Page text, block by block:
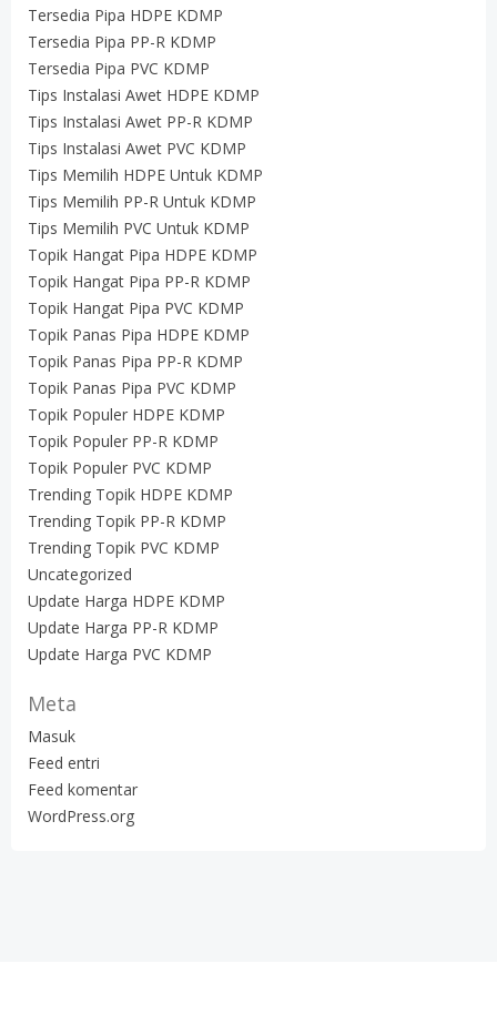
Tersedia Pipa HDPE KDMP
Tersedia Pipa PP-R KDMP
Tersedia Pipa PVC KDMP
Tips Instalasi Awet HDPE KDMP
Tips Instalasi Awet PP-R KDMP
Tips Instalasi Awet PVC KDMP
Tips Memilih HDPE Untuk KDMP
Tips Memilih PP-R Untuk KDMP
Tips Memilih PVC Untuk KDMP
Topik Hangat Pipa HDPE KDMP
Topik Hangat Pipa PP-R KDMP
Topik Hangat Pipa PVC KDMP
Topik Panas Pipa HDPE KDMP
Topik Panas Pipa PP-R KDMP
Topik Panas Pipa PVC KDMP
Topik Populer HDPE KDMP
Topik Populer PP-R KDMP
Topik Populer PVC KDMP
Trending Topik HDPE KDMP
Trending Topik PP-R KDMP
Trending Topik PVC KDMP
Uncategorized
Update Harga HDPE KDMP
Update Harga PP-R KDMP
Update Harga PVC KDMP
Meta
Masuk
Feed entri
Feed komentar
WordPress.org